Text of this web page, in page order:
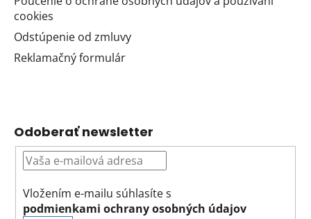
cookies
Odstúpenie od zmluvy
Reklamačný formulár
Odoberať newsletter
Vložením e-mailu súhlasíte s
podmienkami ochrany osobných údajov